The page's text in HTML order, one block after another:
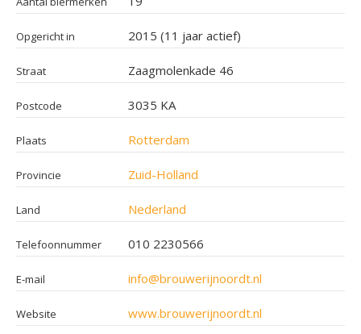
Opgericht in 2015 (11 jaar actief)
Straat Zaagmolenkade 46
Postcode 3035 KA
Plaats Rotterdam
Provincie Zuid-Holland
Land Nederland
Telefoonnummer 010 2230566
E-mail info@brouwerijnoordt.nl
Website www.brouwerijnoordt.nl